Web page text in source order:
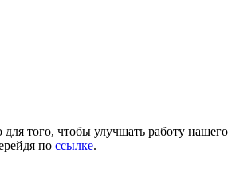
того, чтобы улучшать работу нашего
по ссылке.